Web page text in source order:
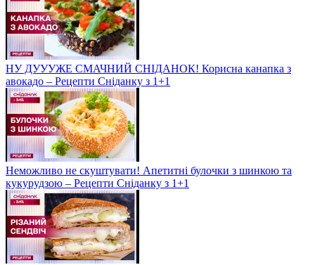
НУ ДУУУЖЕ СМАЧНИЙ СНІДАНОК! Корисна канапка з
авокадо – Рецепти Сніданку з 1+1
Неможливо не скуштувати! Апетитні булочки з шинкою та
кукурудзою – Рецепти Сніданку з 1+1